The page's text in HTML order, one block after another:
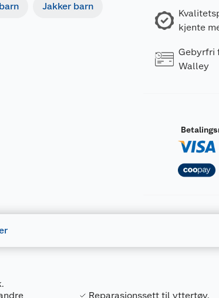
Jakker barn
kjente
Gebyrfri
Walley
Reparasjonssett til yttertøy.